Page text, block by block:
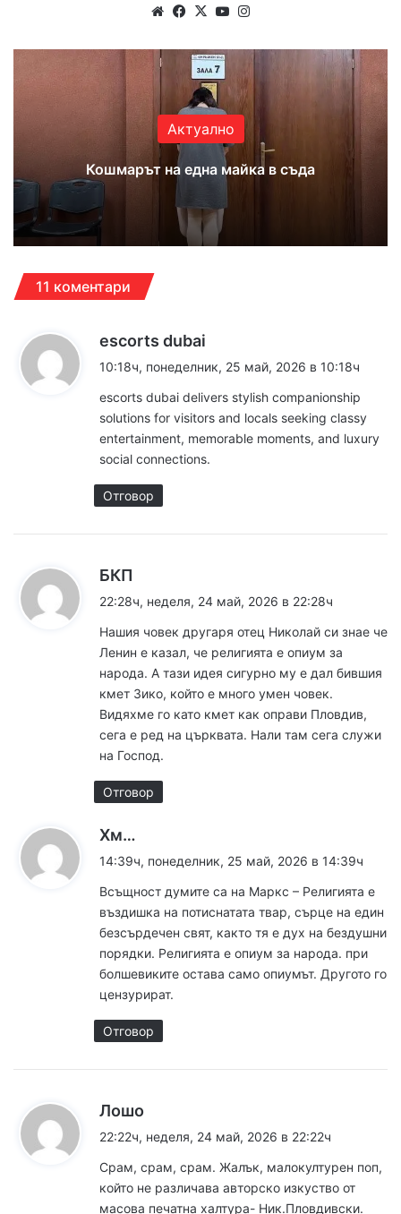
WebsiteFacebook
X YouTube
Актуално
Кошмарът на една майка в съда
11 коментари
escorts dubai
а
:
10:18ч, понеделник, 25 май, 2026 в 10:18ч
escorts dubai delivers stylish companionship
solutions for visitors and locals seeking classy
entertainment, memorable moments, and luxury
social connections.
Отговор
БКП
а
:
22:28ч, неделя, 24 май, 2026 в 22:28ч
Нашия човек другаря отец Николай си знае че
Ленин е казал, че религията е опиум за
народа. А тази идея сигурно му е дал бившия
кмет Зико, който е много умен човек.
Видяхме го като кмет как оправи Пловдив,
сега е ред на църквата. Нали там сега служи
на Господ.
Отговор
Хм…
а
:
14:39ч, понеделник, 25 май, 2026 в 14:39ч
Всъщност думите са на Маркс – Религията е
въздишка на потиснатата твар, сърце на един
безсърдечен свят, както тя е дух на бездушни
порядки. Религията е опиум за народа. при
болшевиките остава само опиумът. Другото го
цензурират.
Отговор
Лошо
а
:
22:22ч, неделя, 24 май, 2026 в 22:22ч
Срам, срам, срам. Жалък, малокултурен поп,
който не различава авторско изкуство от
масова печатна халтура- Ник.Пловдивски.